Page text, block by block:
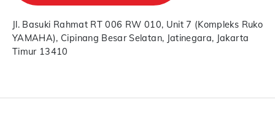
Jl. Basuki Rahmat RT 006 RW 010, Unit 7 (Kompleks Ruko
YAMAHA), Cipinang Besar Selatan, Jatinegara, Jakarta
Timur 13410